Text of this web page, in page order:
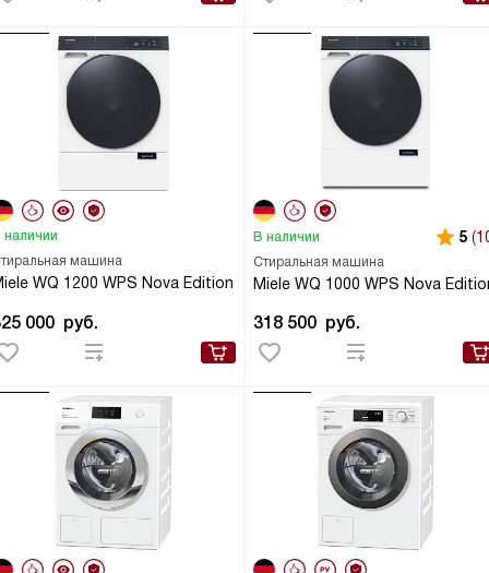
машина
WQ 1200 WPS Nova Edition
наличии
000 руб.
Стиральная машина
Miele WQ 1000 WPS Nova
В наличии 5
318 500 руб.